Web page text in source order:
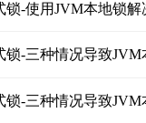
锁-使用JVM本地锁
锁-三种情况导致